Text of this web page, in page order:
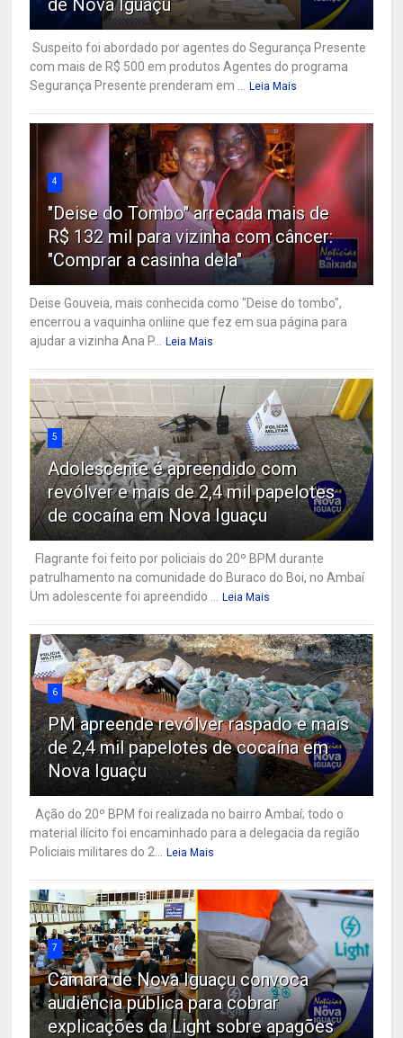
Suspeito foi abordado por agentes do Segurança Presente
com mais de R$ 500 em produtos Agentes do programa
Segurança Presente prenderam em ...
Leia Mais
4
"Deise do Tombo" arrecada mais de
R$ 132 mil para vizinha com câncer:
"Comprar a casinha dela"
Deise Gouveia, mais conhecida como "Deise do tombo",
encerrou a vaquinha onliine que fez em sua página para
ajudar a vizinha Ana P...
Leia Mais
5
Adolescente é apreendido com
revólver e mais de 2,4 mil papelotes
de cocaína em Nova Iguaçu
Flagrante foi feito por policiais do 20º BPM durante
patrulhamento na comunidade do Buraco do Boi, no Ambaí
Um adolescente foi apreendido ...
Leia Mais
6
PM apreende revólver raspado e mais
de 2,4 mil papelotes de cocaína em
Nova Iguaçu
Ação do 20º BPM foi realizada no bairro Ambaí; todo o
material ilícito foi encaminhado para a delegacia da região
Policiais militares do 2...
Leia Mais
7
Câmara de Nova Iguaçu convoca
audiência pública para cobrar
explicações da Light sobre apagões